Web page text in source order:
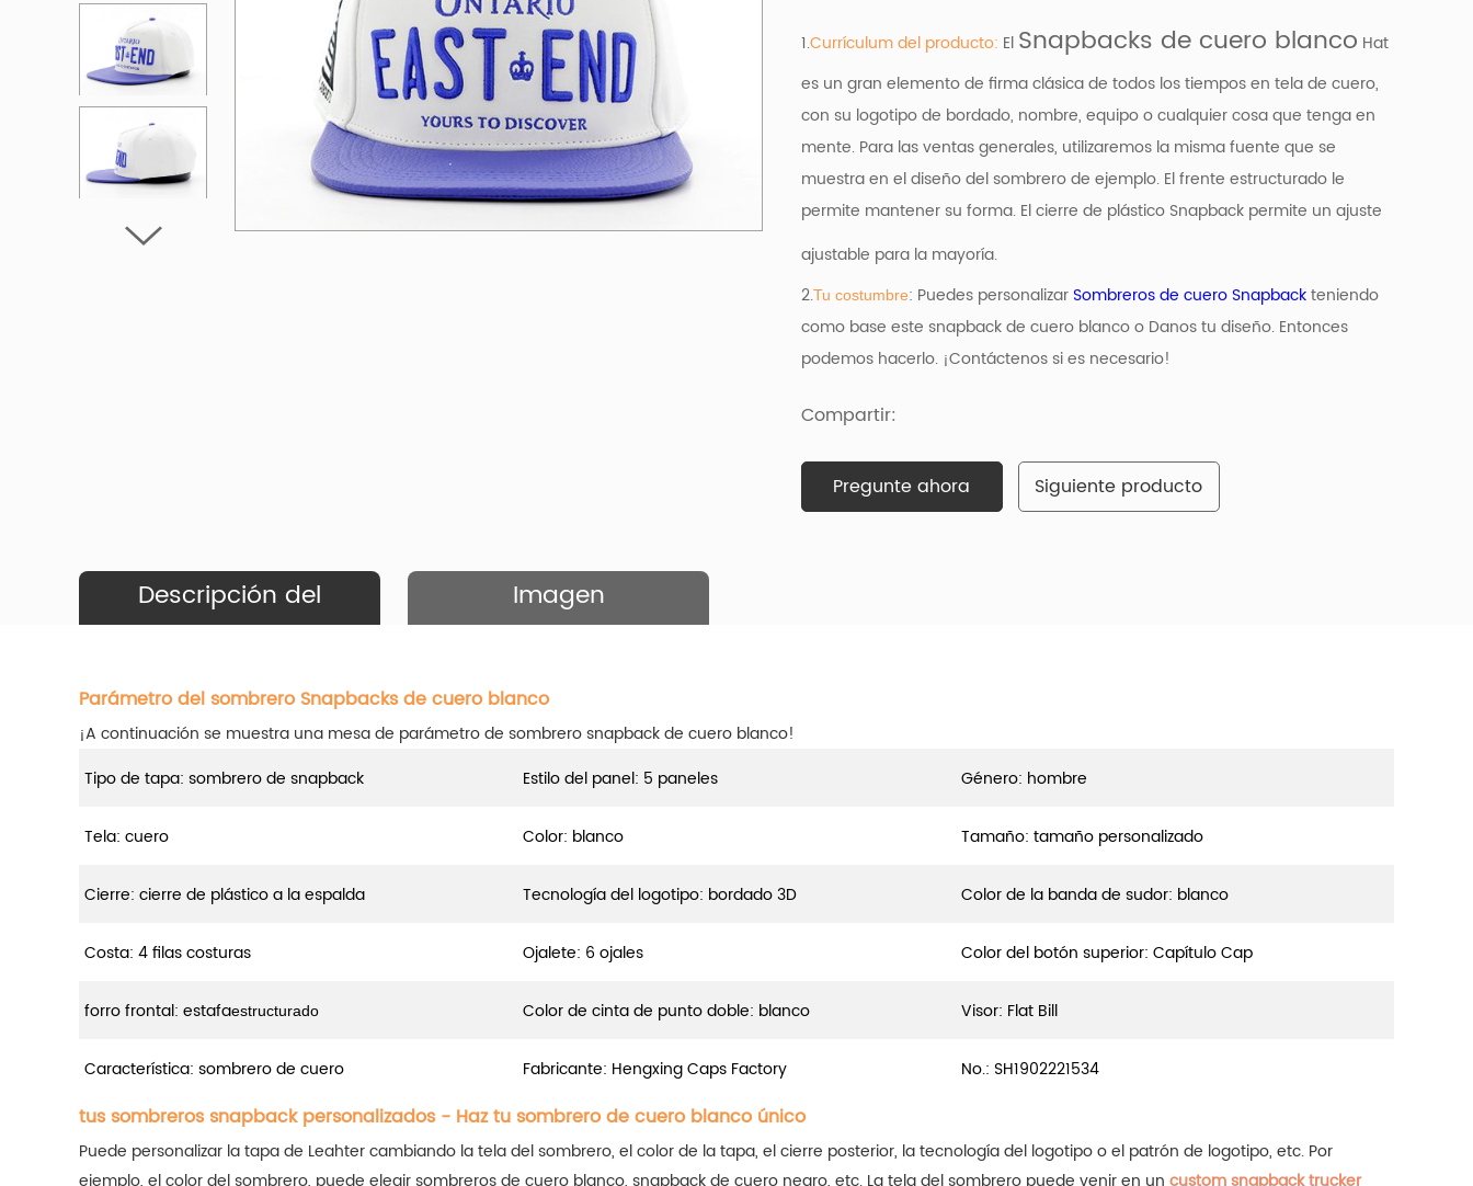
1.Currículum del producto: El Snapbacks de cuero blanco Hat
es un gran elemento de firma clásica de todos los tiempos en tela de cuero,
con su logotipo de bordado, nombre, equipo o cualquier cosa que tenga en
mente. Para las ventas generales, utilizaremos la misma fuente que se
muestra en el diseño del sombrero de ejemplo. El frente estructurado le
permite mantener su forma. El cierre de plástico Snapback permite un ajuste
ajustable para la mayoría.
2.Tu costumbre: Puedes personalizarSombreros de cuero Snapbackteniendo
como base este snapback de cuero blanco o Danos tu diseño. Entonces
podemos hacerlo. ¡Contáctenos si es necesario!
Compartir:
Pregunte ahora Siguiente producto
Descripción del
Imagen
Parámetro del sombrero Snapbacks de cuero blanco
¡A continuación se muestra una mesa de parámetro de sombrero snapback de cuero blanco!
Tipo de tapa: sombrero de snapback
Estilo del panel: 5 paneles Género: hombre
Tela: cuero Color: blanco Tamaño: tamaño personalizado
Cierre: cierre de plástico a la espalda Tecnología del logotipo: bordado 3D Color de la banda de sudor: blanco
Costa: 4 filas costuras Ojalete: 6 ojales Color del botón superior: Capítulo Cap
forro frontal: estafaestructurado Color de cinta de punto doble: blanco Visor: Flat Bill
Característica: sombrero de cuero Fabricante: Hengxing Caps Factory No.: SH1902221534
tus sombreros snapback personalizados - Haz tu sombrero de cuero blanco único
Puede personalizar la tapa de Leahter cambiando la tela del sombrero, el color de la tapa, el cierre posterior, la tecnología del logotipo o el patrón de logotipo, etc. Por